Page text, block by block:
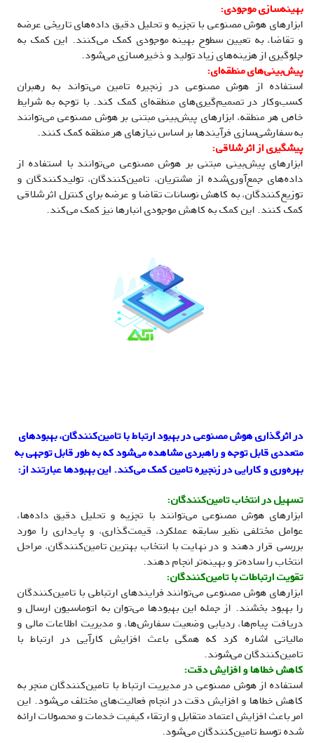
بهینه‌سازی موجودی:
ابزارهای هوش مصنوعی با تجزیه و تحلیل دقیق داده‌های تاریخی عرضه
و تقاضا، به تعیین سطوح بهینه موجودی کمک می‌کنند. این کمک به
جلوگیری از هزینه‌های زیاد تولید و ذخیره‌سازی می‌شود.
پیش‌بینی‌های منطقه‌ای:
استفاده از هوش مصنوعی در زنجیره تامین می‌تواند به رهبران
کسب‌وکار در تصمیم‌گیری‌های منطقه‌ای کمک کند. با توجه به شرایط
خاص هر منطقه، ابزارهای پیش‌بینی مبتنی بر هوش مصنوعی می‌توانند
به سفارشی‌سازی فرآیندها بر اساس نیازهای هر منطقه کمک کنند.
پیشگیری از اثر شلاقی:
ابزارهای پیش‌بینی مبتنی بر هوش مصنوعی می‌توانند با استفاده از
داده‌های جمع‌آوری‌شده از مشتریان، تامین‌کنندگان، تولیدکنندگان و
توزیع‌کنندگان، به کاهش نوسانات تقاضا و عرضه برای کنترل اثر شلاقی
کمک کنند. این کمک به کاهش موجودی انبارها نیز کمک می‌کند.
در اثرگذاری هوش مصنوعی در بهبود ارتباط با تامین‌کنندگان، بهبود‌های
متعددی قابل توجه و راهبردی مشاهده می‌شود که به طور قابل توجهی به
بهره‌وری و کارایی در زنجیره تامین کمک می‌کند. این بهبودها عبارتند از:
تسهیل در انتخاب تامین‌کنندگان:
ابزارهای هوش مصنوعی می‌توانند با تجزیه و تحلیل دقیق داده‌ها،
عوامل مختلفی نظیر سابقه عملکرد، قیمت‌گذاری، و پایداری را مورد
بررسی قرار دهند و در نهایت با انتخاب بهترین تامین‌کنندگان، مراحل
انتخاب را ساده‌تر و بهینه‌تر انجام دهند.
تقویت ارتباطات با تامین‌کنندگان:
ابزارهای هوش مصنوعی می‌توانند فرایندهای ارتباطی با تامین‌کنندگان
را بهبود بخشند. از جمله این بهبودها می‌توان به اتوماسیون ارسال و
دریافت پیام‌ها، ردیابی وضعیت سفارش‌ها، و مدیریت اطلاعات مالی و
مالیاتی اشاره کرد که همگی باعث افزایش کارآیی در ارتباط با
تامین‌کنندگان می‌شوند.
کاهش خطاها و افزایش دقت:
استفاده از هوش مصنوعی در مدیریت ارتباط با تامین‌کنندگان منجر به
کاهش خطاها و افزایش دقت در انجام فعالیت‌های مختلف می‌شود. این
امر باعث افزایش اعتماد متقابل و ارتقاء کیفیت خدمات و محصولات ارائه
شده توسط تامین‌کنندگان می‌شود.